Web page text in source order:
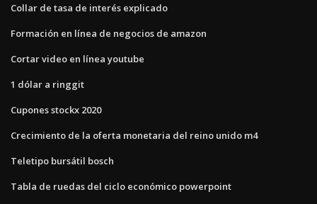
Collar de tasa de interés explicado
Formación en línea de negocios de amazon
Cortar video en línea youtube
1 dólar a ringgit
Cupones stockx 2020
Crecimiento de la oferta monetaria del reino unido m4
Teletipo bursátil bosch
Tabla de ruedas del ciclo económico powerpoint